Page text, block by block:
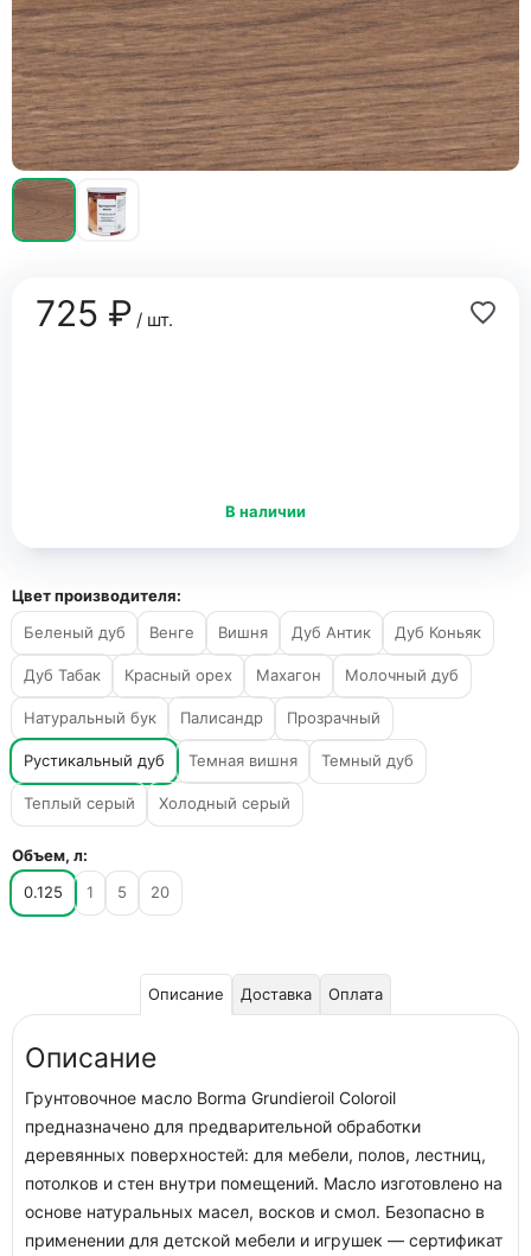
725 ₽/ шт.
В наличии
Цвет производителя:
Беленый дуб
Венге Вишня Дуб Антик Дуб Коньяк
Дуб Табак Красный орех Махагон Молочный дуб
Натуральный бук Палисандр Прозрачный
Рустикальный дуб Темная вишня Темный дуб
Теплый серый Холодный серый
Объем, л:
0.125
1 5 20
Описание Доставка Оплата
Описание
Грунтовочное масло Borma Grundieroil Coloroil
предназначено для предварительной обработки
деревянных поверхностей: для мебели, полов, лестниц,
потолков и стен внутри помещений. Масло изготовлено на
основе натуральных масел, восков и смол. Безопасно в
применении для детской мебели и игрушек — сертификат